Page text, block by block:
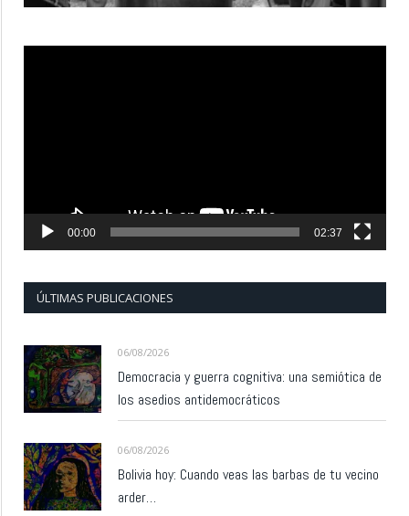
00:00 02:37
ÚLTIMAS PUBLICACIONES
06/08/2026
Democracia y guerra cognitiva: una semiótica de
los asedios antidemocráticos
06/08/2026
Bolivia hoy: Cuando veas las barbas de tu vecino
arder…